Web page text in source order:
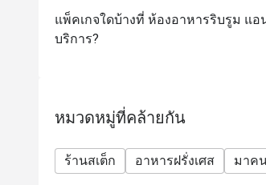
แพ็คเกจใดบ้างที่ ห้องอาหารริบรูม แอ
บริการ?
หมวดหมู่ที่คล้ายกัน
ร้านสเต็ก อาหารฝรั่งเศส มาค